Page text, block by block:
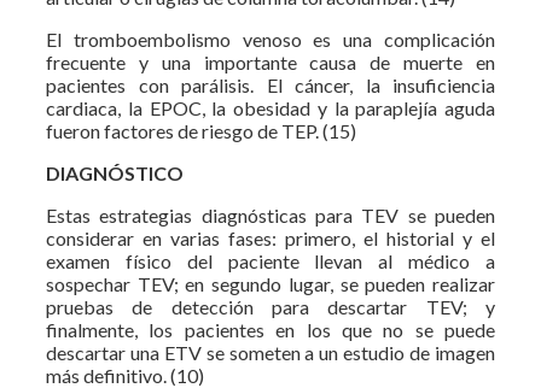
El tromboembolismo venoso es una complicación
frecuente y una importante causa de muerte en
pacientes con parálisis. El cáncer, la insuficiencia
cardiaca, la EPOC, la obesidad y la paraplejía aguda
fueron factores de riesgo de TEP. (15)
DIAGNÓSTICO
Estas estrategias diagnósticas para TEV se pueden
considerar en varias fases: primero, el historial y el
examen físico del paciente llevan al médico a
sospechar TEV; en segundo lugar, se pueden realizar
pruebas de detección para descartar TEV; y
finalmente, los pacientes en los que no se puede
descartar una ETV se someten a un estudio de imagen
más definitivo. (10)